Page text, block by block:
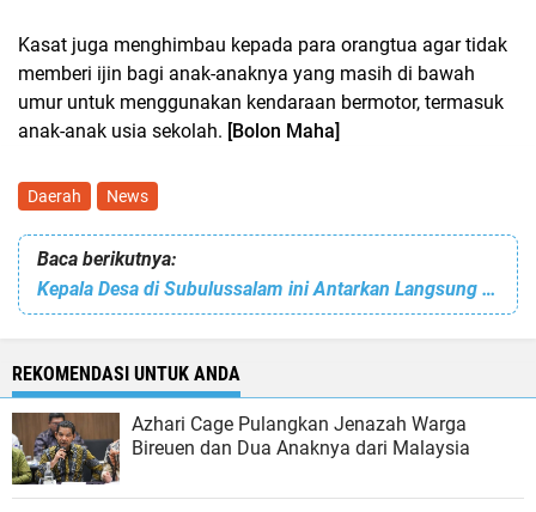
Kasat juga menghimbau kepada para orangtua agar tidak
memberi ijin bagi anak-anaknya yang masih di bawah
umur untuk menggunakan kendaraan bermotor, termasuk
anak-anak usia sekolah. [Bolon Maha]
Daerah News
Baca berikutnya:
Kepala Desa di Subulussalam ini Antarkan Langsung BLT ke Rumah Warga yang Sakit
REKOMENDASI UNTUK ANDA
Azhari Cage Pulangkan Jenazah Warga
Bireuen dan Dua Anaknya dari Malaysia